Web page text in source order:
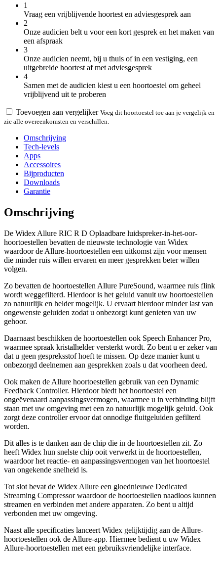
1
Vraag een vrijblijvende hoortest en adviesgesprek aan
2
Onze audicien belt u voor een kort gesprek en het maken van
een afspraak
3
Onze audicien neemt, bij u thuis of in een vestiging, een
uitgebreide hoortest af met adviesgesprek
4
Samen met de audicien kiest u een hoortoestel om geheel
vrijblijvend uit te proberen
Toevoegen aan vergelijker Voeg dit hoortoestel toe aan je vergelijk en
zie alle overeenkomsten en verschillen.
Omschrijving
Tech-levels
Apps
Accessoires
Bijproducten
Downloads
Garantie
Omschrijving
De Widex Allure RIC R D Oplaadbare luidspreker-in-het-oor-
hoortoestellen bevatten de nieuwste technologie van Widex
waardoor de Allure-hoortoestellen een uitkomst zijn voor mensen
die minder ruis willen ervaren en meer gesprekken beter willen
volgen.
Zo bevatten de hoortoestellen Allure PureSound, waarmee ruis flink
wordt weggefilterd. Hierdoor is het geluid vanuit uw hoortoestellen
zo natuurlijk en helder mogelijk. U ervaart hierdoor minder last van
ongewenste geluiden zodat u onbezorgt kunt genieten van uw
gehoor.
Daarnaast beschikken de hoortoestellen ook Speech Enhancer Pro,
waarmee spraak kristalhelder versterkt wordt. Zo bent u er zeker van
dat u geen gespreksstof hoeft te missen. Op deze manier kunt u
onbezorgd deelnemen aan gesprekken zoals u dat voorheen deed.
Ook maken de Allure hoortoestellen gebruik van een Dynamic
Feedback Controller. Hierdoor biedt het hoortoestel een
ongeëvenaard aanpassingsvermogen, waarmee u in verbinding blijft
staan met uw omgeving met een zo natuurlijk mogelijk geluid. Ook
zorgt deze controller ervoor dat onnodige fluitgeluiden gefilterd
worden.
Dit alles is te danken aan de chip die in de hoortoestellen zit. Zo
heeft Widex hun snelste chip ooit verwerkt in de hoortoestellen,
waardoor het reactie- en aanpassingsvermogen van het hoortoestel
van ongekende snelheid is.
Tot slot bevat de Widex Allure een gloednieuwe Dedicated
Streaming Compressor waardoor de hoortoestellen naadloos kunnen
streamen en verbinden met andere apparaten. Zo bent u altijd
verbonden met uw omgeving.
Naast alle specificaties lanceert Widex gelijktijdig aan de Allure-
hoortoestellen ook de Allure-app. Hiermee bedient u uw Widex
Allure-hoortoestellen met een gebruiksvriendelijke interface.